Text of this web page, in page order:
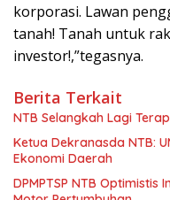
korporasi. Lawan
tanah! Tanah untuk
investor!,”tegasnya.
Berita Terkait
NTB Selangkah Lagi
Ketua Dekranasda NTB:
Ekonomi Daerah
DPMPTSP NTB Optimistis